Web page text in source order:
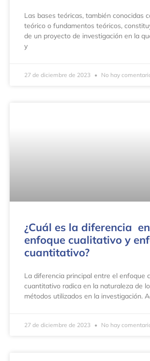
Las bases teóricas, también conocidas
teórico o fundamentos teóricos,
de un proyecto de investigación en la
y
27 de diciembre de 2023 No hay
¿Cuál es la diferencia
enfoque cualitativo y
cuantitativo?
La diferencia principal entre el enfoque
cuantitativo radica en la naturaleza de
métodos utilizados en la investigación.
27 de diciembre de 2023 No hay